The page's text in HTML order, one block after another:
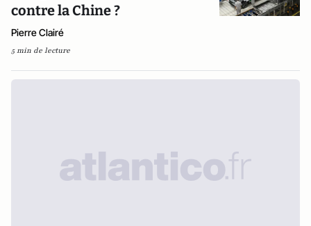
contre la Chine ?
Pierre Clairé
5 min de lecture